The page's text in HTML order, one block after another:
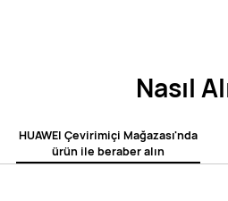
Nasıl
HUAWEI Çevirimiçi Mağazası'nda
ürün ile beraber alın